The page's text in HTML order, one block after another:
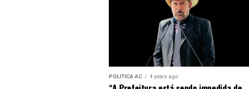
POLITICA AC 4 years ago